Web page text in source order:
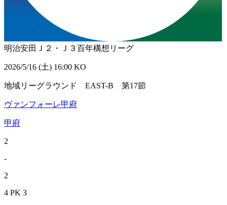
明治安田Ｊ２・Ｊ３百年構想リーグ
2026/5/16 (土) 16:00 KO
地域リーグラウンド EAST-B 第17節
ヴァンフォーレ甲府
甲府
2
-
2
4 PK 3